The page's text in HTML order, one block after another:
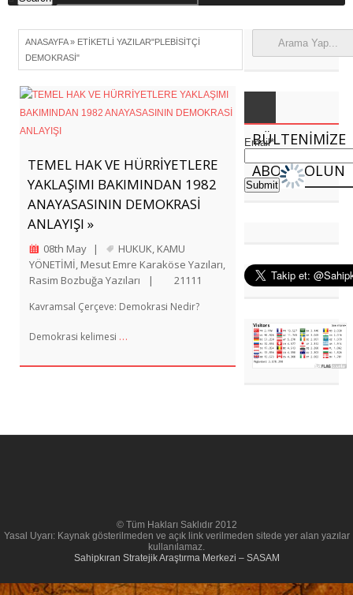
ANASAYFA» ETIKETLI YAZILAR"PLEBISITÇI
DEMOKRASI"
TEMEL HAK VE HÜRRİYETLERE
YAKLAŞIMI BAKIMINDAN 1982
ANAYASASININ DEMOKRASİ
ANLAYIŞI »
08th May | HUKUK KAMU
YÖNETİMİ Mesut Emre Karaköse Yazıları
Rasim Bozbuğa Yazıları
| 21111
Kavramsal Çerçeve: Demokrasi Nedir?
Demokrasi kelimesi …
BÜLTENIMIZE
ABONE OLUN
Email*
© Tüm Hakları Saklıdır 2012
Yasal Uyarı: Kaynak gösterilmeden ve açık link verilmeden sitede yer alan yazılar
kullanılamaz.
Sahipkıran Stratejik Araştırma Merkezi – SASAM